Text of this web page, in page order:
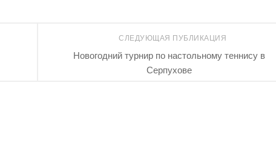
СЛЕДУЮЩАЯ ПУБЛИКАЦИЯ
Новогодний турнир по настольному теннису в
Серпухове